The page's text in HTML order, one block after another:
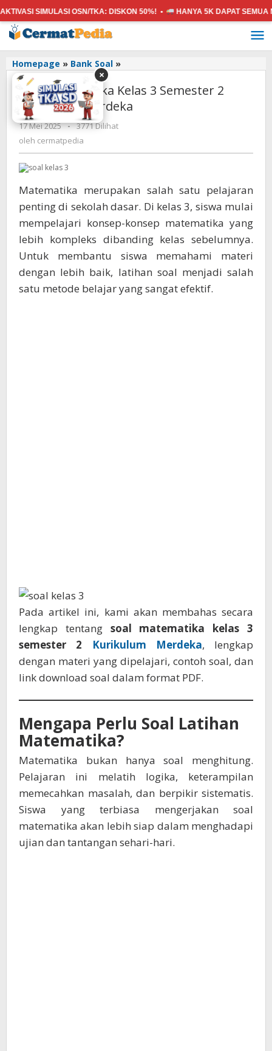
Lewati
ke
konten
OSN/TKA: DISKON 50%! • HANYA 5KDAPAT SEMUA MATA
Homepage » Bank Soal »Soal
Kelas
3
Semester
Merdeka
Soal Matematika Kelas 3 Semester 2
Kurikulum Merdeka
17 Mei 2025 oleh
cermatpedia
- 3771 Dilihat
oleh cermatpedia
Matematika merupakan salah satu pelajaran
penting di sekolah dasar. Di kelas 3, siswa mulai
mempelajari konsep-konsep matematika yang
lebih kompleks dibanding kelas sebelumnya.
Untuk membantu siswa memahami materi
dengan lebih baik, latihan soal menjadi salah
satu metode belajar yang sangat efektif.
Pada artikel ini, kami akan membahas secara
lengkap tentang soal matematika kelas 3
semester 2
Kurikulum Merdeka, lengkap
dengan materi yang dipelajari, contoh soal, dan
link download soal dalam format PDF.
Mengapa Perlu Soal Latihan
Matematika?
Matematika bukan hanya soal menghitung.
Pelajaran ini melatih logika, keterampilan
memecahkan masalah, dan berpikir sistematis.
Siswa yang terbiasa mengerjakan soal
matematika akan lebih siap dalam menghadapi
ujian dan tantangan sehari-hari.
×